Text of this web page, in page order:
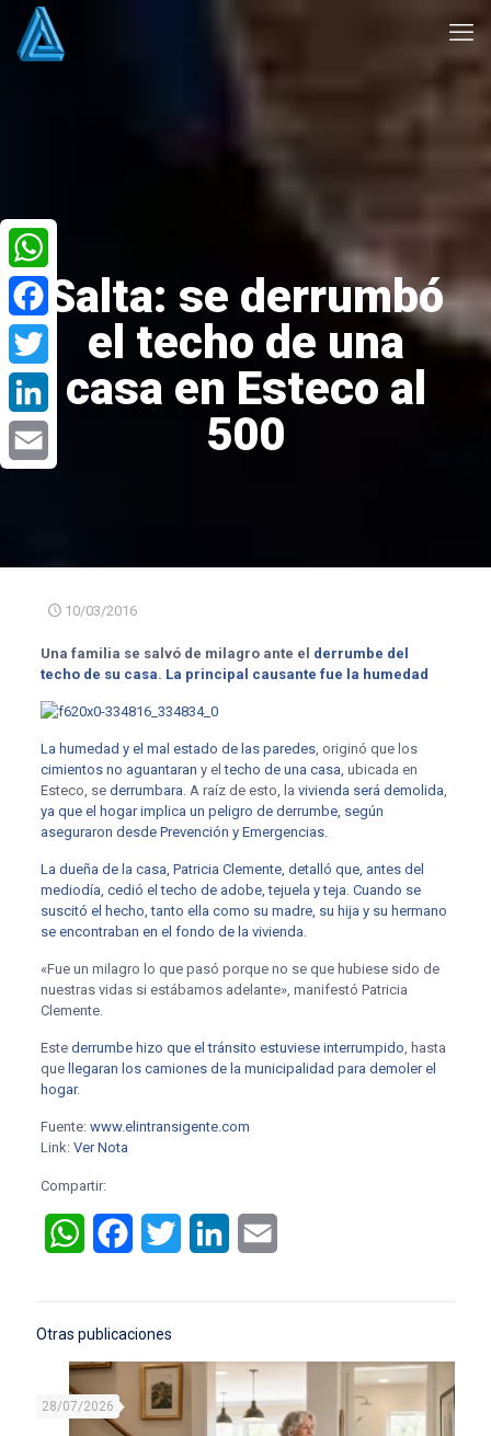
Salta: se derrumbó
el techo de una
casa en Esteco al
500
10/03/2016
Una familia se salvó de milagro ante el derrumbe del
techo de su casa. La principal causante fue la humedad
La humedad y el mal estado de las paredes, originó que los
cimientos no aguantaran y eltecho de una casa, ubicada en
Esteco, se derrumbara. A raíz de esto, la vivienda será demolida,
ya que el hogar implica un peligro de derrumbe, según
aseguraron desde Prevención y Emergencias.
La dueña de la casa, Patricia Clemente, detalló que, antes del
mediodía, cedió el techo de adobe, tejuela y teja. Cuando se
suscitó el hecho, tanto ella como su madre, su hija y su hermano
se encontraban en el fondo de la vivienda.
«Fue un milagro lo que pasó porque no se que hubiese sido de
nuestras vidas si estábamos adelante», manifestó Patricia
Clemente.
Este derrumbe hizo que el tránsito estuviese interrumpido, hasta
que llegaran los camiones de la municipalidad para demoler el
hogar.
Fuente: www.elintransigente.com
Link: Ver Nota
Compartir:
WhatsAppFacebookTwitter LinkedIn
Otras publicaciones
28/07/2026
WhatsApp
Facebook
Twitter
LinkedIn